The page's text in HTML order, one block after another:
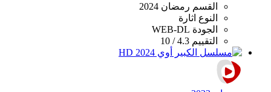
القسم رمضان 2024
النوع اثارة
الجودة WEB-DL
التقييم 4.3 / 10